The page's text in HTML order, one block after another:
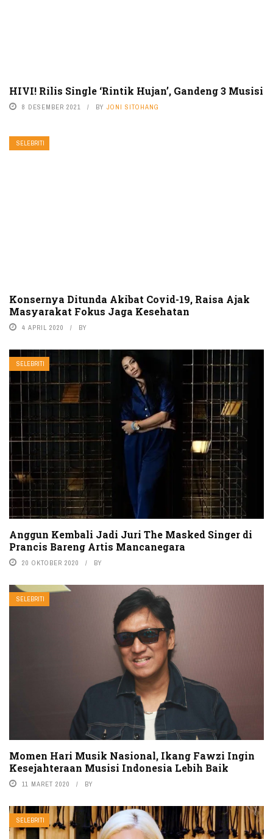
HIVI! Rilis Single ‘Rintik Hujan’, Gandeng 3 Musisi
8 DESEMBER 2021 BY JONI SITOHANG
SELEBRITI
Konsernya Ditunda Akibat Covid-19, Raisa Ajak
Masyarakat Fokus Jaga Kesehatan
4 APRIL 2020 BY
SELEBRITI
Anggun Kembali Jadi Juri The Masked Singer di
Prancis Bareng Artis Mancanegara
20 OKTOBER 2020 BY
SELEBRITI
Momen Hari Musik Nasional, Ikang Fawzi Ingin
Kesejahteraan Musisi Indonesia Lebih Baik
11 MARET 2020 BY
SELEBRITI